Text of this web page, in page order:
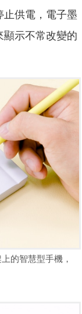
止供電，電子墨
顯示不常改變的
的智慧型手機，